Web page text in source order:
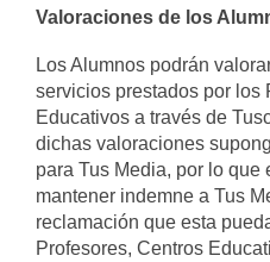
Valoraciones de los
Los Alumnos podrán
servicios prestados por los
Educativos a través de
dichas valoraciones
para Tus Media, por lo que
mantener indemne a Tus
reclamación que esta
Profesores, Centros